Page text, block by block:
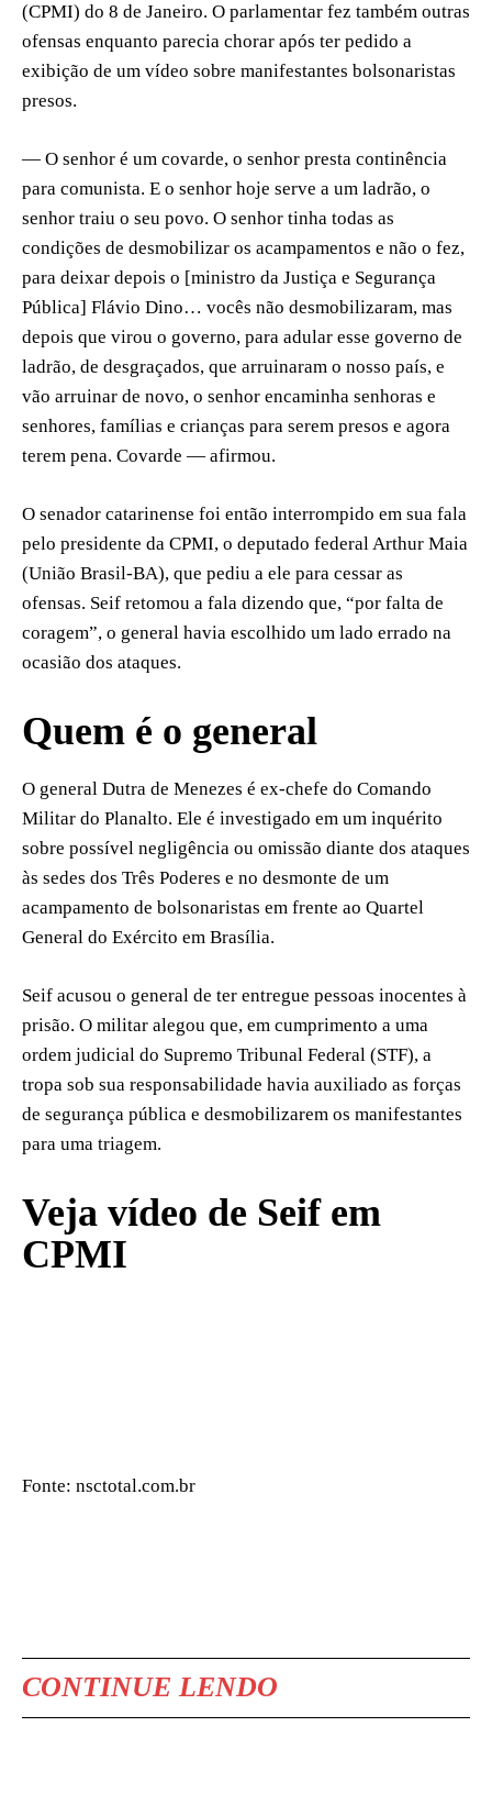
(CPMI) do 8 de Janeiro. O parlamentar fez também outras
ofensas enquanto parecia chorar após ter pedido a
exibição de um vídeo sobre manifestantes bolsonaristas
presos.
— O senhor é um covarde, o senhor presta continência
para comunista. E o senhor hoje serve a um ladrão, o
senhor traiu o seu povo. O senhor tinha todas as
condições de desmobilizar os acampamentos e não o fez,
para deixar depois o [ministro da Justiça e Segurança
Pública] Flávio Dino… vocês não desmobilizaram, mas
depois que virou o governo, para adular esse governo de
ladrão, de desgraçados, que arruinaram o nosso país, e
vão arruinar de novo, o senhor encaminha senhoras e
senhores, famílias e crianças para serem presos e agora
terem pena. Covarde — afirmou.
O senador catarinense foi então interrompido em sua fala
pelo presidente da CPMI, o deputado federal Arthur Maia
(União Brasil-BA), que pediu a ele para cessar as
ofensas. Seif retomou a fala dizendo que, “por falta de
coragem”, o general havia escolhido um lado errado na
ocasião dos ataques.
Quem é o general
O general Dutra de Menezes é ex-chefe do Comando
Militar do Planalto. Ele é investigado em um inquérito
sobre possível negligência ou omissão diante dos ataques
às sedes dos Três Poderes e no desmonte de um
acampamento de bolsonaristas em frente ao Quartel
General do Exército em Brasília.
Seif acusou o general de ter entregue pessoas inocentes à
prisão. O militar alegou que, em cumprimento a uma
ordem judicial do Supremo Tribunal Federal (STF), a
tropa sob sua responsabilidade havia auxiliado as forças
de segurança pública e desmobilizarem os manifestantes
para uma triagem.
Veja vídeo de Seif em
CPMI
Fonte: nsctotal.com.br
CONTINUE LENDO